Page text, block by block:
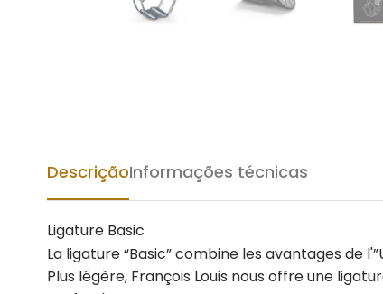
DescriçãoInformações técnicas
Ligature Basic
La ligature “Basic” combine les avantages de
Plus légère, François Louis nous offre une